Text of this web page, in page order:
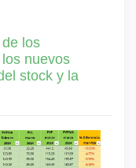
los
nuevos
stock y la